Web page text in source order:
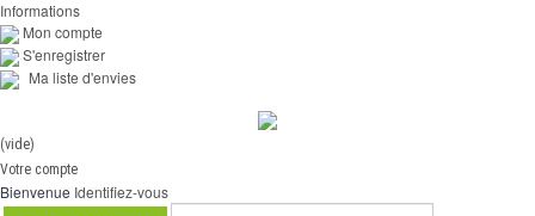
Informations
Mon compte
S'enregistrer
Ma liste d'envies
(vide)
Votre compte
Bienvenue Identifiez-vous